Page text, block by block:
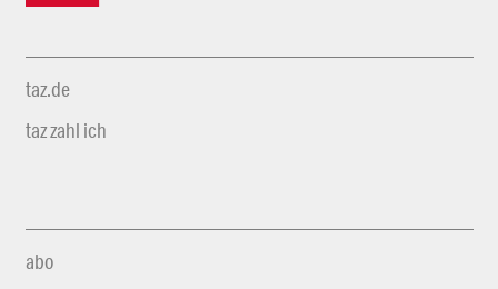
taz.de
taz zahl ich
abo